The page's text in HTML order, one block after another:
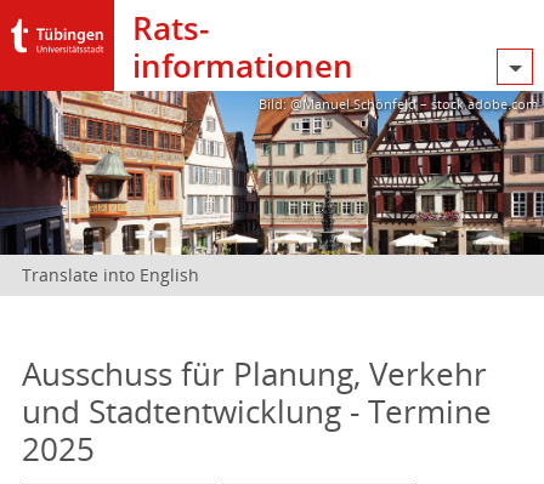
Rats­
informationen
Bild: @Manuel Schönfeld – stock.adobe.com
Translate into English
Ausschuss für Planung, Verkehr
und Stadtentwicklung - Termine
2025